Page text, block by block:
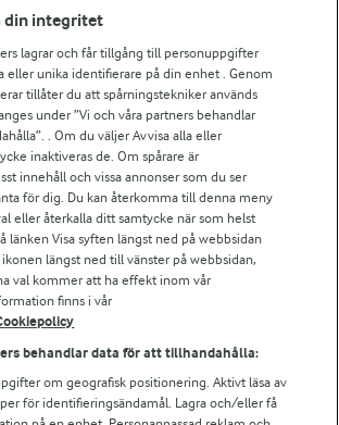
din integritet
lagrar och får tillgång till personuppgifter
eller unika identifierare på din enhet . Genom
tillåter du att spårningstekniker används
under ”Vi och våra partners behandlar
. Om du väljer Avvisa alla eller
inaktiveras de. Om spårare är
innehåll och vissa annonser som du ser
för dig. Du kan återkomma till denna meny
eller återkalla ditt samtycke när som helst
länken Visa syften längst ned på webbsidan
längst ned till vänster på webbsidan,
val kommer att ha effekt inom vår
finns i vår
behandlar data för att tillhandahålla:
om geografisk positionering. Aktivt läsa av
för identifieringsändamål. Lagra och/eller få